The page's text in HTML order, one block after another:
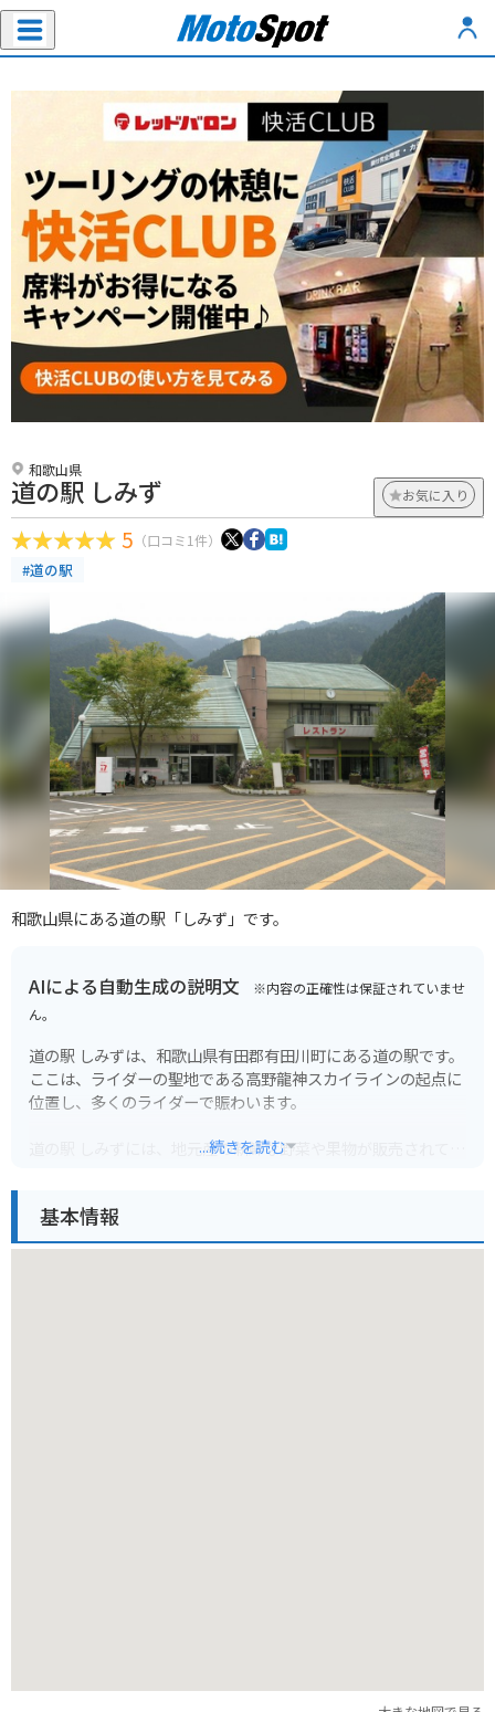
和歌山県
道の駅 しみず お気に入り
5 （口コミ1件）
#道の駅
和歌山県にある道の駅「しみず」です。
AIによる自動生成の説明文 ※内容の正確性は保証されていませ
ん。
道の駅 しみずは、和歌山県有田郡有田川町にある道の駅です。
ここは、ライダーの聖地である高野龍神スカイラインの起点に
位置し、多くのライダーで賑わいます。
道の駅 しみずには、地元産の新鮮な野菜や果物が販売されてい
気メニューです。
...続きを読む
基本情報